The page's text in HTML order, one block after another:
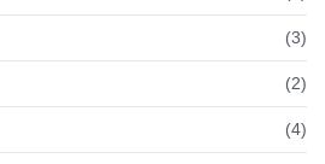
(3)
(2)
(4)